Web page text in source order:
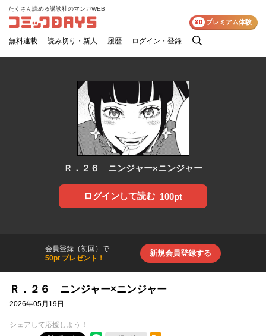
コミックDAYS
たくさん読める講談社のマンガWEB
無料連載 読み切り・新人 履歴 ログイン・登録
検
¥0 プレミアム体験
Ｒ．２６ ニンジャー×ニンジャー
ログインして読む 100pt
会員登録（初回）で
50pt プレゼント！
新規会員登録する
Ｒ．２６ ニンジャー×ニンジャー
2026年05月19日
シェアして応援しよう！
RSSフィード